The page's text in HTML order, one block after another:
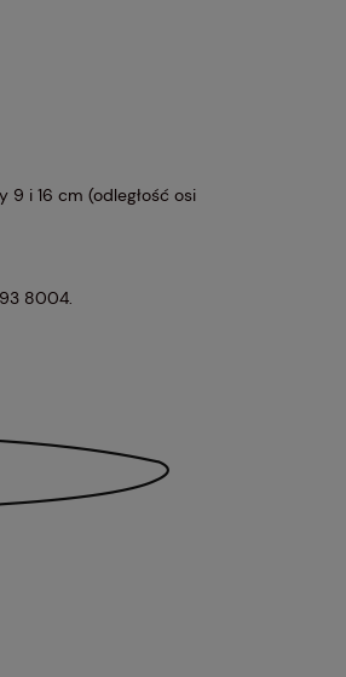
i 16 cm (odległość osi
8004.